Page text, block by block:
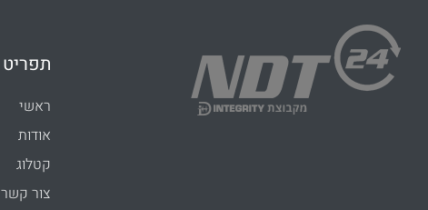
תפריט
ראשי
אודות
קטלוג
צור קשר